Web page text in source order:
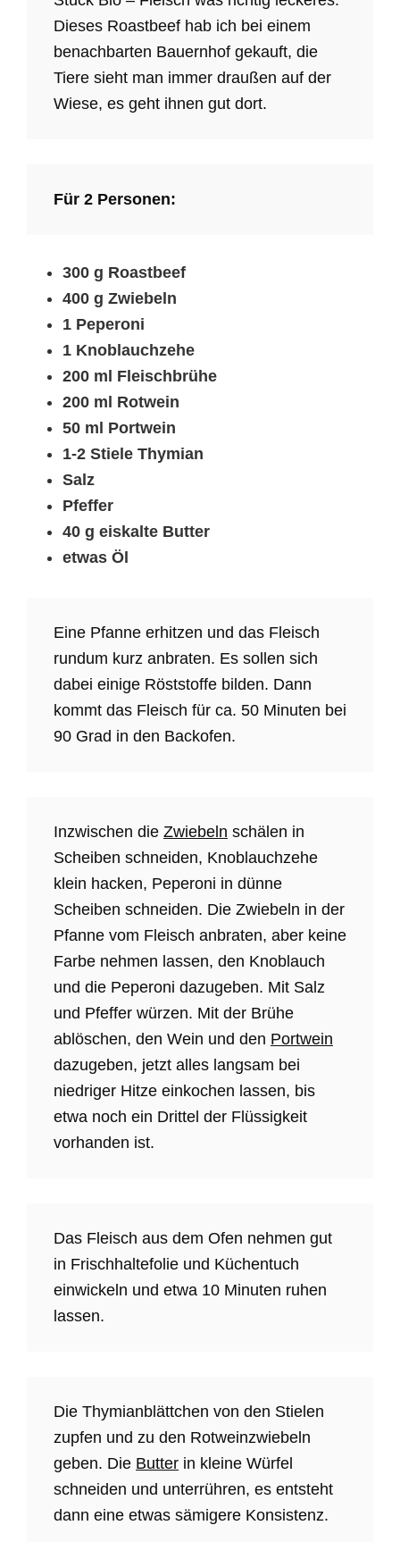
Dieses Roastbeef hab ich bei einem
benachbarten Bauernhof gekauft, die
Tiere sieht man immer draußen auf der
Wiese, es geht ihnen gut dort.
Für 2 Personen:
300 g Roastbeef
400 g Zwiebeln
1 Peperoni
1 Knoblauchzehe
200 ml Fleischbrühe
200 ml Rotwein
50 ml Portwein
1-2 Stiele Thymian
Salz
Pfeffer
40 g eiskalte Butter
etwas Öl
Eine Pfanne erhitzen und das Fleisch
rundum kurz anbraten. Es sollen sich
dabei einige Röststoffe bilden. Dann
kommt das Fleisch für ca. 50 Minuten bei
90 Grad in den Backofen.
Inzwischen die Zwiebeln schälen in
Scheiben schneiden, Knoblauchzehe
klein hacken, Peperoni in dünne
Scheiben schneiden. Die Zwiebeln in der
Pfanne vom Fleisch anbraten, aber keine
Farbe nehmen lassen, den Knoblauch
und die Peperoni dazugeben. Mit Salz
und Pfeffer würzen. Mit der Brühe
ablöschen, den Wein und den Portwein
dazugeben, jetzt alles langsam bei
niedriger Hitze einkochen lassen, bis
etwa noch ein Drittel der Flüssigkeit
vorhanden ist.
Das Fleisch aus dem Ofen nehmen gut
in Frischhaltefolie und Küchentuch
einwickeln und etwa 10 Minuten ruhen
lassen.
Die Thymianblättchen von den Stielen
zupfen und zu den Rotweinzwiebeln
geben. Die Butter in kleine Würfel
schneiden und unterrühren, es entsteht
dann eine etwas sämigere Konsistenz.